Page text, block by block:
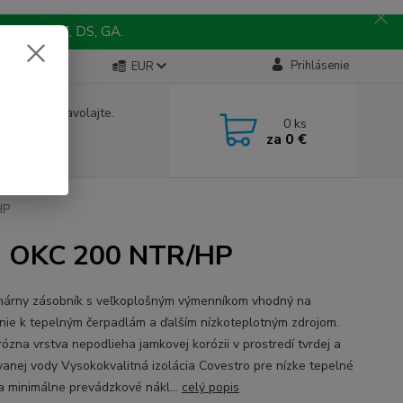
TO, NZ, DS, GA.
EUR Prihlásenie
si rady? Zavolajte.
067
8-15 hod.)
0 ks
za 0 €
200 NTR/HP
zásobník s veľkoplošným výmenníkom vhodný na
k tepelným čerpadlám a ďalším nízkoteplotným zdrojom.
vrstva nepodlieha jamkovej korózii v prostredí tvrdej a
vody Vysokokvalitná izolácia Covestro pre nízke tepelné
minimálne prevádzkové nákl... celý popis